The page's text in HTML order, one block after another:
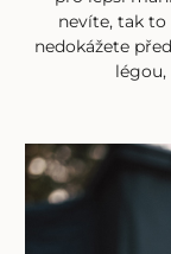
nevíte, tak
nedokážete